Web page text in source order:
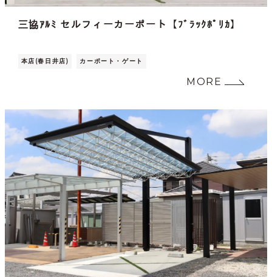
三協ｱﾙﾐ セルフィーカーポート【ﾌﾞﾗｯｸﾎﾟﾘｶ】
本店(春日井店) カーポート・ゲート
MORE